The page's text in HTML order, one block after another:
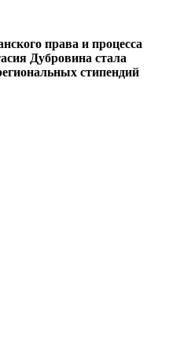
права и процесса
Дубровина стала
стипендий